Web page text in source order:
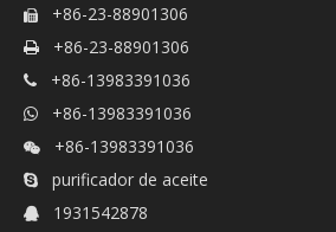
 +86-23-88901306
 +86-23-88901306
 +86-13983391036
 +86-13983391036
 +86-13983391036
 purificador de aceite
 1931542878